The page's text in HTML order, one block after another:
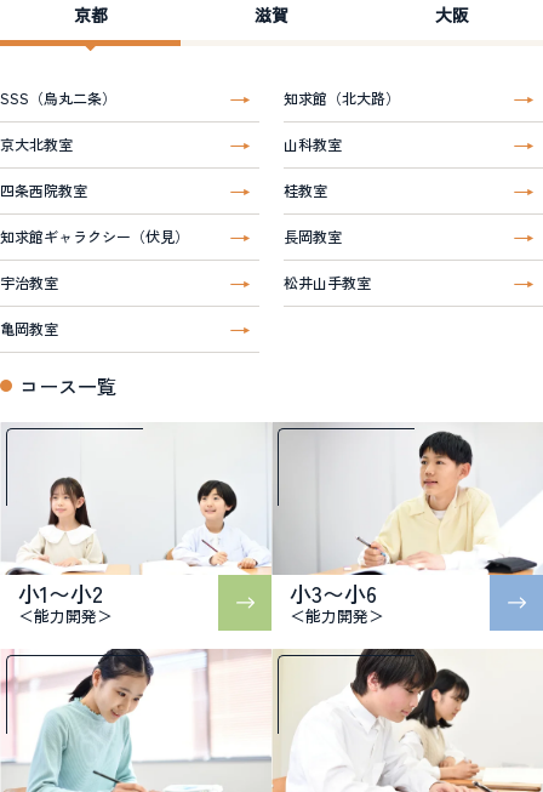
京都 滋賀 大阪
SSS（烏丸二条） 知求館（北大路）
京大北教室 山科教室
四条西院教室 桂教室
知求館ギャラクシー（伏見） 長岡教室
宇治教室 松井山手教室
亀岡教室
コース一覧
小1〜小2
＜能力開発＞
小3〜小6
＜能力開発＞